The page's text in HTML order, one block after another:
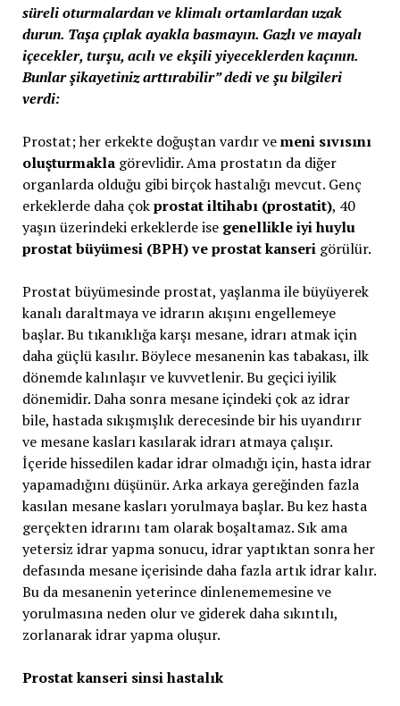
süreli oturmalardan ve klimalı ortamlardan uzak
durun. Taşa çıplak ayakla basmayın. Gazlı ve mayalı
içecekler, turşu, acılı ve ekşili yiyeceklerden kaçının.
Bunlar şikayetiniz arttırabilir” dedi ve şu bilgileri
verdi:
Prostat; her erkekte doğuştan vardır vemeni sıvısını
oluşturmaklagörevlidir. Ama prostatın da diğer
organlarda olduğu gibi birçok hastalığı mevcut. Genç
erkeklerde daha çokprostat iltihabı (prostatit), 40
yaşın üzerindeki erkeklerde ise genellikle iyi huylu
prostat büyümesi (BPH) ve prostat kanserigörülür.
Prostat büyümesinde prostat, yaşlanma ile büyüyerek
kanalı daraltmaya ve idrarın akışını engellemeye
başlar. Bu tıkanıklığa karşı mesane, idrarı atmak için
daha güçlü kasılır. Böylece mesanenin kas tabakası, ilk
dönemde kalınlaşır ve kuvvetlenir. Bu geçici iyilik
dönemidir. Daha sonra mesane içindeki çok az idrar
bile, hastada sıkışmışlık derecesinde bir his uyandırır
ve mesane kasları kasılarak idrarı atmaya çalışır.
İçeride hissedilen kadar idrar olmadığı için, hasta idrar
yapamadığını düşünür. Arka arkaya gereğinden fazla
kasılan mesane kasları yorulmaya başlar. Bu kez hasta
gerçekten idrarını tam olarak boşaltamaz. Sık ama
yetersiz idrar yapma sonucu, idrar yaptıktan sonra her
defasında mesane içerisinde daha fazla artık idrar kalır.
Bu da mesanenin yeterince dinlenememesine ve
yorulmasına neden olur ve giderek daha sıkıntılı,
zorlanarak idrar yapma oluşur.
Prostat kanseri sinsi hastalık